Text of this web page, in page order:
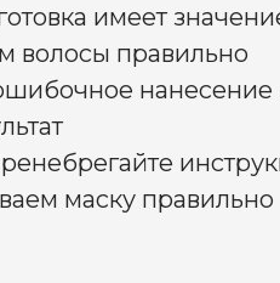
имеет
волосы правильно
нанесение
маску правильно